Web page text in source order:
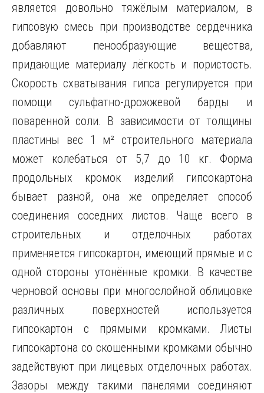
является довольно тяжёлым материалом, в
гипсовую смесь при производстве сердечника
добавляют пенообразующие вещества,
придающие материалу лёгкость и пористость.
Скорость схватывания гипса регулируется при
помощи сульфатно-дрожжевой барды и
поваренной соли. В зависимости от толщины
пластины вес 1 м² строительного материала
может колебаться от 5,7 до 10 кг. Форма
продольных кромок изделий гипсокартона
бывает разной, она же определяет способ
соединения соседних листов. Чаще всего в
строительных и отделочных работах
применяется гипсокартон, имеющий прямые и с
одной стороны утонённые кромки. В качестве
черновой основы при многослойной облицовке
различных поверхностей используется
гипсокартон с прямыми кромками. Листы
гипсокартона со скошенными кромками обычно
задействуют при лицевых отделочных работах.
Зазоры между такими панелями соединяют